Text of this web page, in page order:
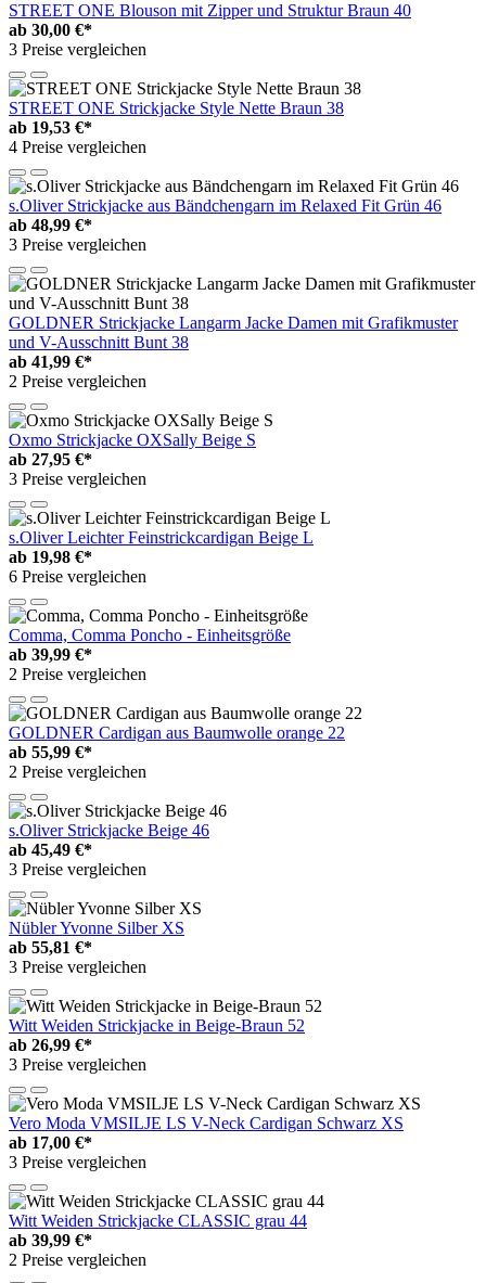
STREET ONE Blouson mit Zipper und Struktur Braun 40
ab 30,00 €*
3 Preise vergleichen
STREET ONE Strickjacke Style Nette Braun 38
ab 19,53 €*
4 Preise vergleichen
s.Oliver Strickjacke aus Bändchengarn im Relaxed Fit Grün 46
ab 48,99 €*
3 Preise vergleichen
GOLDNER Strickjacke Langarm Jacke Damen mit Grafikmuster
und V-Ausschnitt Bunt 38
ab 41,99 €*
2 Preise vergleichen
Oxmo Strickjacke OXSally Beige S
ab 27,95 €*
3 Preise vergleichen
s.Oliver Leichter Feinstrickcardigan Beige L
ab 19,98 €*
6 Preise vergleichen
Comma, Comma Poncho - Einheitsgröße
ab 39,99 €*
2 Preise vergleichen
GOLDNER Cardigan aus Baumwolle orange 22
ab 55,99 €*
2 Preise vergleichen
s.Oliver Strickjacke Beige 46
ab 45,49 €*
3 Preise vergleichen
Nübler Yvonne Silber XS
ab 55,81 €*
3 Preise vergleichen
Witt Weiden Strickjacke in Beige-Braun 52
ab 26,99 €*
3 Preise vergleichen
Vero Moda VMSILJE LS V-Neck Cardigan Schwarz XS
ab 17,00 €*
3 Preise vergleichen
Witt Weiden Strickjacke CLASSIC grau 44
ab 39,99 €*
2 Preise vergleichen